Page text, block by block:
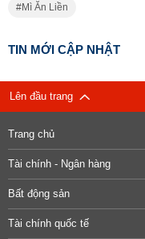
Mì Ăn Liền
TIN MỚI CẬP NHẬT
Lên đầu trang
Trang chủ
Tài chính - Ngân hàng
Bất động sản
Tài chính quốc tế